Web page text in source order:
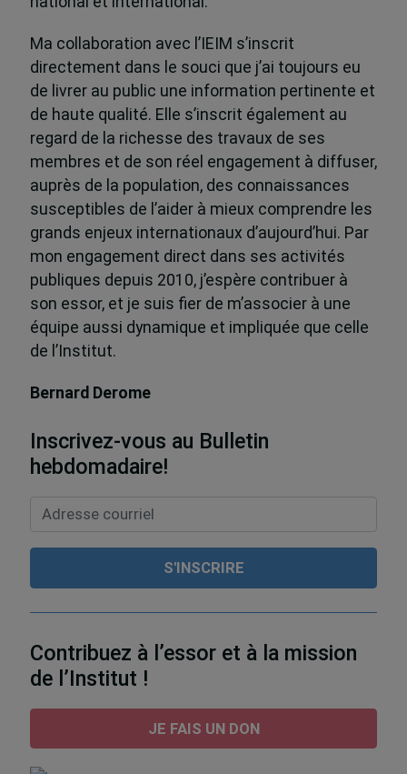
Ma collaboration avec l’IEIM s’inscrit
directement dans le souci que j’ai toujours eu
de livrer au public une information pertinente et
de haute qualité. Elle s’inscrit également au
regard de la richesse des travaux de ses
membres et de son réel engagement à diffuser,
auprès de la population, des connaissances
susceptibles de l’aider à mieux comprendre les
grands enjeux internationaux d’aujourd’hui. Par
mon engagement direct dans ses activités
publiques depuis 2010, j’espère contribuer à
son essor, et je suis fier de m’associer à une
équipe aussi dynamique et impliquée que celle
de l’Institut.
Bernard Derome
Inscrivez-vous au Bulletin
hebdomadaire!
Contribuez à l’essor et à la mission
de l’Institut !
JE FAIS UN DON